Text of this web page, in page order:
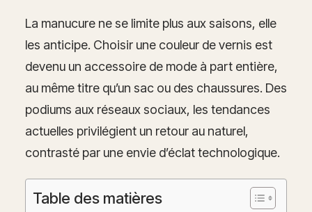
La manucure ne se limite plus aux saisons, elle
les anticipe. Choisir une couleur de vernis est
devenu un accessoire de mode à part entière,
au même titre qu’un sac ou des chaussures. Des
podiums aux réseaux sociaux, les tendances
actuelles privilégient un retour au naturel,
contrasté par une envie d’éclat technologique.
Table des matières